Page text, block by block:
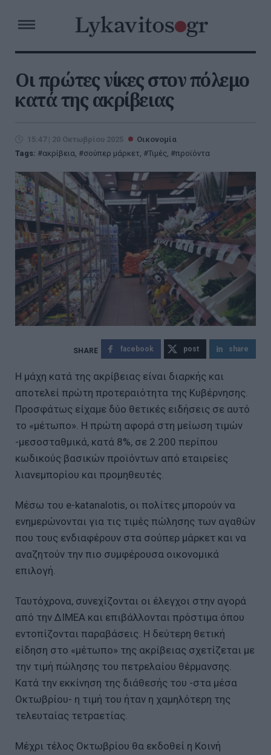
Οι πρώτες νίκες στον πόλεμο
κατά της ακρίβειας
15:47 | 20 Οκτωβρίου 2025
Οικονομία
Tags:
ακρίβεια, σούπερ μάρκετ, Τιμές, προϊόντα
facebook post share
Η μάχη κατά της ακρίβειας είναι διαρκής και
αποτελεί πρώτη προτεραιότητα της Κυβέρνησης.
Προσφάτως είχαμε δύο θετικές ειδήσεις σε αυτό
το «μέτωπο». Η πρώτη αφορά στη μείωση τιμών
-μεσοσταθμικά, κατά 8%, σε 2.200 περίπου
κωδικούς βασικών προϊόντων από εταιρείες
λιανεμπορίου και προμηθευτές.
Μέσω του e-katanalotis, οι πολίτες μπορούν να
ενημερώνονται για τις τιμές πώλησης των αγαθών
που τους ενδιαφέρουν στα σούπερ μάρκετ και να
αναζητούν την πιο συμφέρουσα οικονομικά
επιλογή.
Ταυτόχρονα, συνεχίζονται οι έλεγχοι στην αγορά
από την ΔΙΜΕΑ και επιβάλλονται πρόστιμα όπου
εντοπίζονται παραβάσεις. Η δεύτερη θετική
είδηση στο «μέτωπο» της ακρίβειας σχετίζεται με
την τιμή πώλησης του πετρελαίου θέρμανσης.
Κατά την εκκίνηση της διάθεσής του -στα μέσα
Οκτωβρίου- η τιμή του ήταν η χαμηλότερη της
τελευταίας τετραετίας.
Μέχρι τέλος Οκτωβρίου θα εκδοθεί η Κοινή